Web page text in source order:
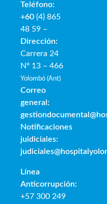
Teléfono:
+60 (4) 865
48 59 –
Dirección:
Carrera 24
Nº 13 – 466
Yolombó (Ant)
Correo
general:
Notificaciones
juidiciales:
Línea
Anticorrupción:
+57 300 249